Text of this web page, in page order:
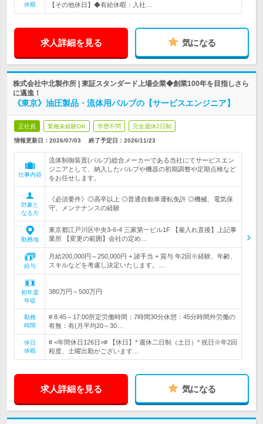
休暇
【その他休日】◆有給休暇：入社…
求人詳細を見る 気になる
株式会社中北製作所 | 東証スタンダード上場企業◆創業100年を目指しさら
に邁進！
《東京》油圧製品・流体用バルブの【サービスエンジニア】
正社員 業種未経験OK 学歴不問 完全週休2日制
情報更新日：2026/07/03 終了予定日： 2026/11/23
仕事内容
流体制御装置(バルブ)総合メーカーである当社にてサービスエン
ジニアとして、納入したバルブや機器の初期調整や定期点検など
をお任せします。
対象と
なる方
《必須要件》◎高卒以上 ◎普通自動車運転免許 ◎機械、電気保
守、メンテナンスの経験
勤務地
東京都江戸川区中央3-6-4 三家第一ビル1F 【雇入れ直後】上記事
業所 【変更の範囲】会社の定め…
給与
月給200,000円～250,000円 + 諸手当 + 賞与 年2回※経験、年齢、
スキルなどを考慮し決定いたします。…
初年度
年収
380万円～500万円
勤務
時間
# 8:45～17:00所定労働時間：7時間30分休憩：45分時間外労働の
有無：有(月平均20～30…
休日
休暇
# <年間休日126日># 【休日】* 週休二日制（土日）* 祝日※年2回
程度、土曜出勤がございます…
求人詳細を見る 気になる